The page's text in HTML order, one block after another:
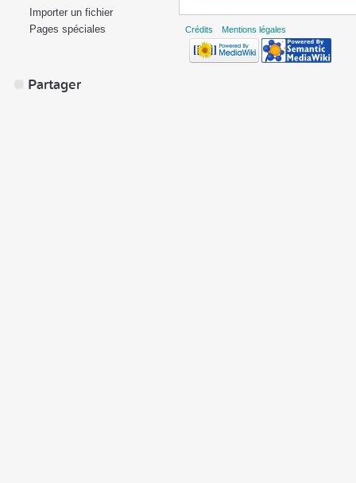
Importer un fichier
Pages spéciales
Partager
Crédits Mentions légales